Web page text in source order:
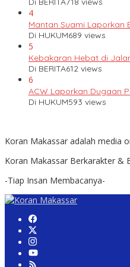
4
Mantan Suami Laporkan
Di HUKUM689 views
5
Kebakaran Hebat di
Di BERITA612 views
6
ACW Laporkan Dugaan
Di HUKUM593 views
Koran Makassar adalah media
Koran Makassar Berkarakter &
-Tiap Insan Membacanya-